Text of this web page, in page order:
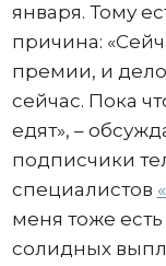
января. Тому
причина:
премии, и
сейчас. Пока
едят», –
подписчики
специалистов
меня тоже
солидных